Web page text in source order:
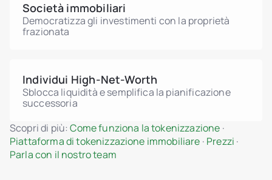
Società immobiliari
Democratizza gli investimenti con la proprietà
frazionata
Individui High-Net-Worth
Sblocca liquidità e semplifica la pianificazione
successoria
Scopri di più:Come funziona la tokenizzazione ·
Piattaforma di tokenizzazione immobiliare · Prezzi ·
Parla con il nostro team